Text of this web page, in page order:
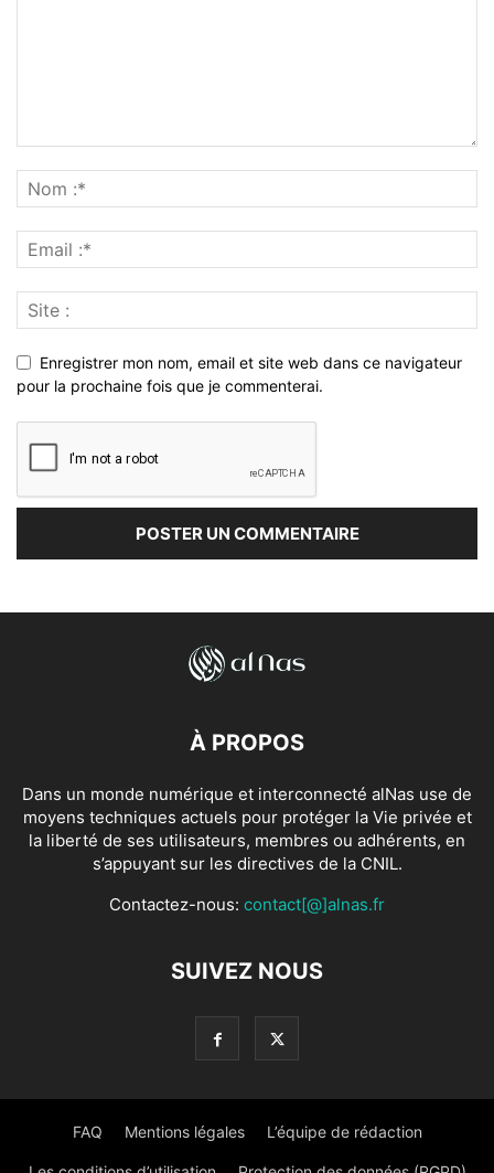
Enregistrer mon nom, email et site web dans ce navigateur
pour la prochaine fois que je commenterai.
À PROPOS
Dans un monde numérique et interconnecté alNas use de
moyens techniques actuels pour protéger la Vie privée et
la liberté de ses utilisateurs, membres ou adhérents, en
s’appuyant sur les directives de la CNIL.
Contactez-nous: contact[@]alnas.fr
SUIVEZ NOUS
FAQ Mentions légales L’équipe de rédaction